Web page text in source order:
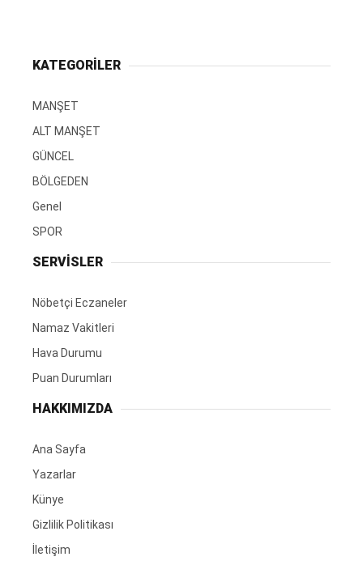
KATEGORİLER
MANŞET
ALT MANŞET
GÜNCEL
BÖLGEDEN
Genel
SPOR
SERVİSLER
Nöbetçi Eczaneler
Namaz Vakitleri
Hava Durumu
Puan Durumları
HAKKIMIZDA
Ana Sayfa
Yazarlar
Künye
Gizlilik Politikası
İletişim